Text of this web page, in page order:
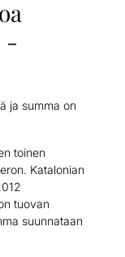
-
ja summa on
toinen
Katalonian
tuovan
suunnataan